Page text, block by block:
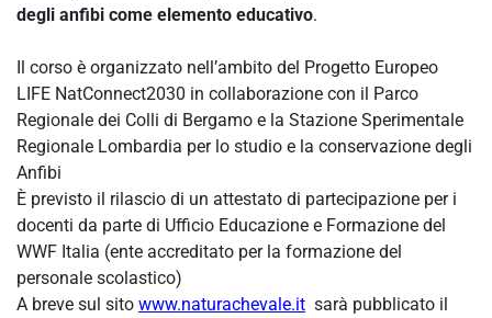
degli anfibi come elemento educativo.
Il corso è organizzato nell’ambito del Progetto Europeo
LIFE NatConnect2030 in collaborazione con il Parco
Regionale dei Colli di Bergamo e la Stazione Sperimentale
Regionale Lombardia per lo studio e la conservazione degli
Anfibi
È previsto il rilascio di un attestato di partecipazione per i
docenti da parte di Ufficio Educazione e Formazione del
WWF Italia (ente accreditato per la formazione del
personale scolastico)
A breve sul sito www.naturachevale.it sarà pubblicato il